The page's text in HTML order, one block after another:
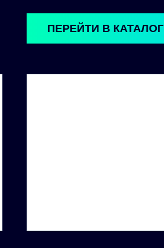
ПЕРЕЙТИ В КАТАЛОГ